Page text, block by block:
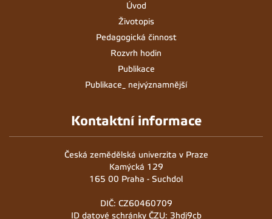
Úvod
Životopis
Pedagogická činnost
Rozvrh hodin
Publikace
Publikace_ nejvýznamnější
Kontaktní informace
Česká zemědělská univerzita v Praze
Kamýcká 129
165 00 Praha - Suchdol
DIČ: CZ60460709
ID datové schránky ČZU: 3hdj9cb